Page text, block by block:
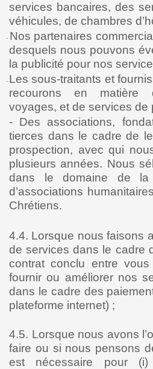
services bancaires, des
véhicules, de chambres
Nos partenaires
desquels nous pouvons
la publicité pour nos
Les sous-traitants et
recourons en matière
voyages, et de services de
- Des associations,
tierces dans le cadre de
prospection, avec qui
plusieurs années. Nous
dans le domaine de la
d’associations
Chrétiens.
4.4. Lorsque nous faisons
de services dans le cadre
contrat conclu entre
fournir ou améliorer nos
dans le cadre des
plateforme internet) ;
4.5. Lorsque nous avons
faire ou si nous pensons
est nécessaire pour